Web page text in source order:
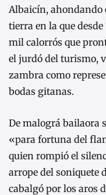
Albaicín, ahondando
tierra en la que
mil calorrós que
el jurdó del turismo,
zambra como
bodas gitanas.
De malográ bailaora
«para fortuna del
quien rompió el
arrope del soniquete
cabalgó por los aros